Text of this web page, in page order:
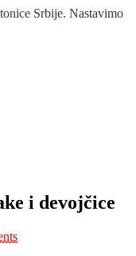
Srbije. Nastavimo
i devojčice